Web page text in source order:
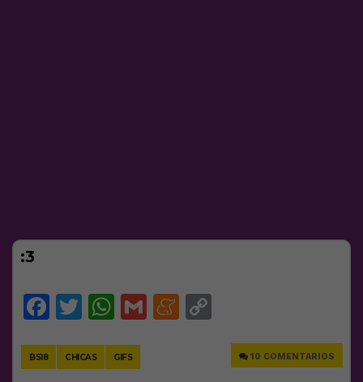
:3
Facebook
Twitter
WhatsApp
GmailMeneame
BS18 CHICAS GIFS 10 COMENTARIOS